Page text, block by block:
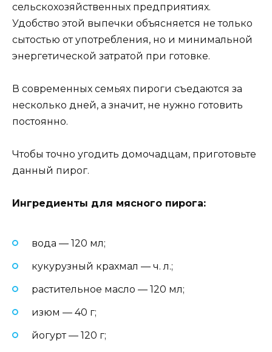
сельскохозяйственных предприятиях.
Удобство этой выпечки объясняется не только
сытостью от употребления, но и минимальной
энергетической затратой при готовке.
В современных семьях пироги съедаются за
несколько дней, а значит, не нужно готовить
постоянно.
Чтобы точно угодить домочадцам, приготовьте
данный пирог.
Ингредиенты для мясного пирога:
вода — 120 мл;
кукурузный крахмал — ч. л.;
растительное масло — 120 мл;
изюм — 40 г;
йогурт — 120 г;